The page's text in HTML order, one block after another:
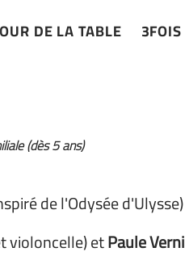
DE LA TABLE
(dès 5 ans)
de l'Odysée d'Ulysse)
violoncelle) etPaule